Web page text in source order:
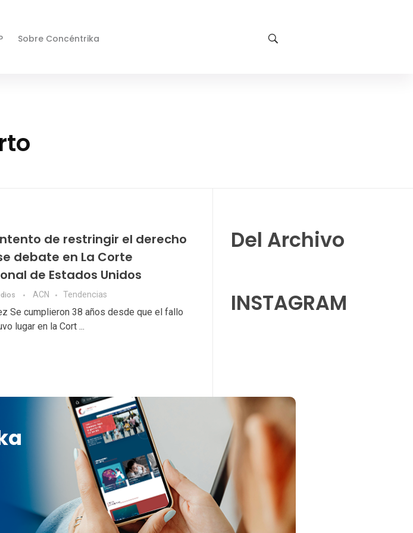
Sobre Concéntrika
de restringir el derecho
debate en La Corte
de Estados Unidos
ACN Tendencias
Se cumplieron 38 años desde que el fallo
lugar en la Cort ...
Del Archivo
INSTAGRAM